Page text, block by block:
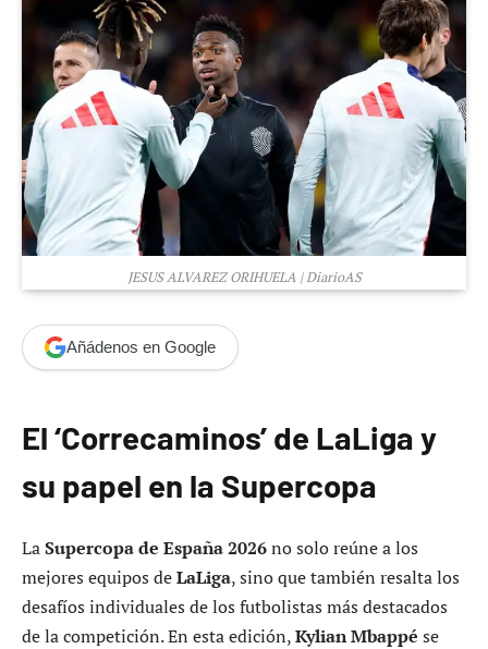
JESUS ALVAREZ ORIHUELA | DiarioAS
Añádenos en Google
El ‘Correcaminos’ de LaLiga y
su papel en la Supercopa
LaSupercopa de España 2026no solo reúne a los
mejores equipos deLaLiga, sino que también resalta los
desafíos individuales de los futbolistas más destacados
de la competición. En esta edición,Kylian Mbappé se